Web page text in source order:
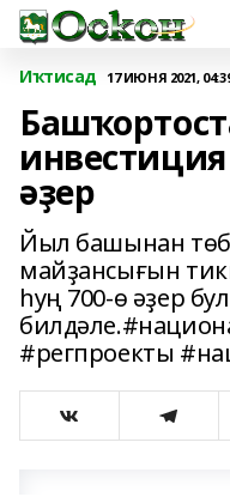
Иҡтисад 17 ИЮНЯ 2021,
әҙер
Йыл башынан
майҙансығын
һуң 700-ө әҙер
#регпроекты